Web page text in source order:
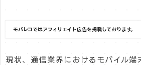
モバレコではアフィリエイト広告を掲載しております。
現状、通信業界におけるモバイル端